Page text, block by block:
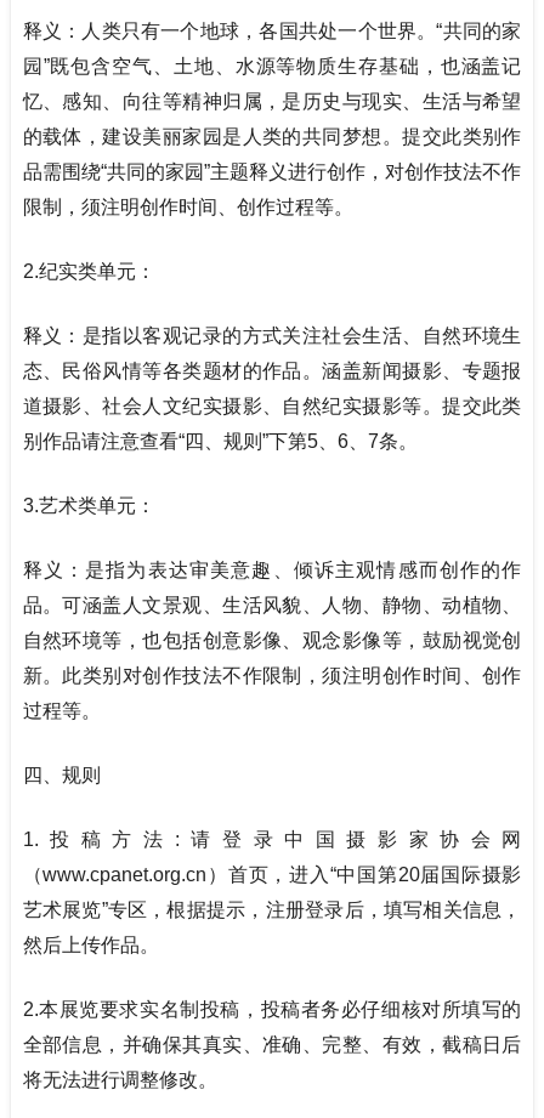
释义：人类只有一个地球，各国共处一个世界。“共同的家
园”既包含空气、土地、水源等物质生存基础，也涵盖记
忆、感知、向往等精神归属，是历史与现实、生活与希望
的载体，建设美丽家园是人类的共同梦想。提交此类别作
品需围绕“共同的家园”主题释义进行创作，对创作技法不作
限制，须注明创作时间、创作过程等。
2.纪实类单元：
释义：是指以客观记录的方式关注社会生活、自然环境生
态、民俗风情等各类题材的作品。涵盖新闻摄影、专题报
道摄影、社会人文纪实摄影、自然纪实摄影等。提交此类
别作品请注意查看“四、规则”下第5、6、7条。
3.艺术类单元：
释义：是指为表达审美意趣、倾诉主观情感而创作的作
品。可涵盖人文景观、生活风貌、人物、静物、动植物、
自然环境等，也包括创意影像、观念影像等，鼓励视觉创
新。此类别对创作技法不作限制，须注明创作时间、创作
过程等。
四、规则
1. 投稿方法:请登录中国摄影家协会网
（www.cpanet.org.cn）首页，进入“中国第20届国际摄影
艺术展览”专区，根据提示，注册登录后，填写相关信息，
然后上传作品。
2.本展览要求实名制投稿，投稿者务必仔细核对所填写的
全部信息，并确保其真实、准确、完整、有效，截稿日后
将无法进行调整修改。